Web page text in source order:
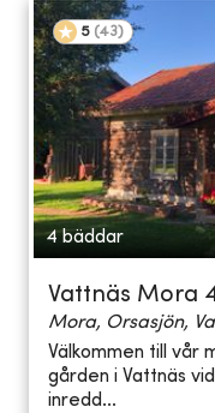
5 (43)
4 bäddar
Vattnäs Mora
Mora, Orsasjön,
Välkommen till vår
gården i Vattnäs
inredd...